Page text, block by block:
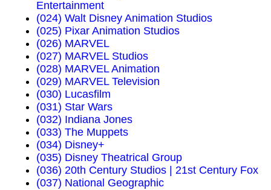
Entertainment
(024) Walt Disney Animation Studios
(025) Pixar Animation Studios
(026) MARVEL
(027) MARVEL Studios
(028) MARVEL Animation
(029) MARVEL Television
(030) Lucasfilm
(031) Star Wars
(032) Indiana Jones
(033) The Muppets
(034) Disney+
(035) Disney Theatrical Group
(036) 20th Century Studios | 21st Century Fox
(037) National Geographic